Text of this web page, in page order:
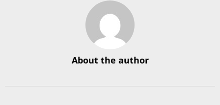
About the author